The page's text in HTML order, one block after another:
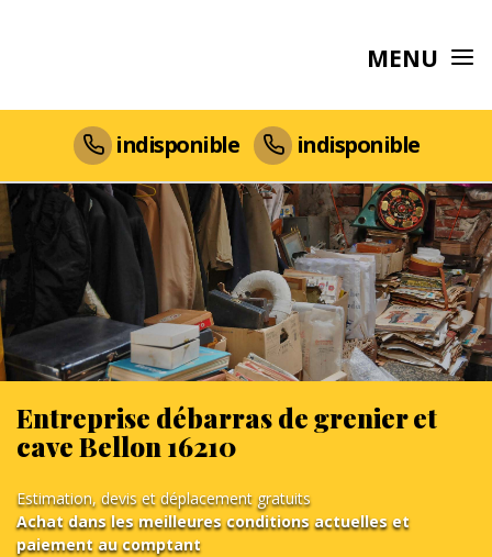
MENU
indisponible indisponible
Entreprise débarras de grenier et
cave Bellon 16210
Estimation, devis et déplacement gratuits
Achat dans les meilleures conditions actuelles et
paiement au comptant